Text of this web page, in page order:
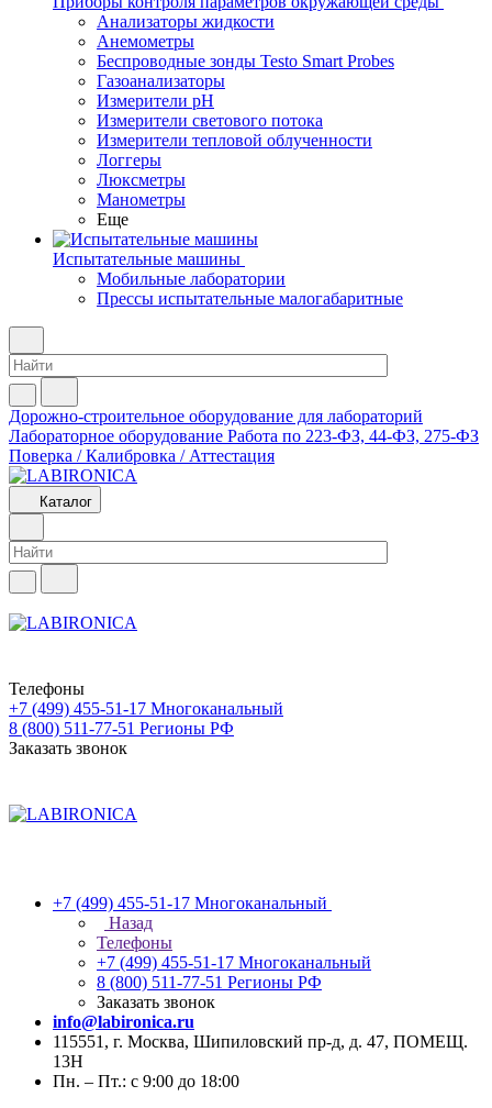
Анализаторы жидкости
Анемометры
Беспроводные зонды Testo Smart Probes
Газоанализаторы
Измерители pH
Измерители светового потока
Измерители тепловой облученности
Логгеры
Люксметры
Манометры
Еще
Испытательные машины
Мобильные лаборатории
Прессы испытательные малогабаритные
Дорожно-строительное оборудование для лабораторий
Лабораторное оборудование Работа по 223-ФЗ, 44-ФЗ, 275-ФЗ
Поверка / Калибровка / Аттестация
Каталог
Телефоны
+7 (499) 455-51-17 Многоканальный
8 (800) 511-77-51 Регионы РФ
Заказать звонок
+7 (499) 455-51-17 Многоканальный
Назад
Телефоны
+7 (499) 455-51-17 Многоканальный
8 (800) 511-77-51 Регионы РФ
Заказать звонок
info@labironica.ru
115551, г. Москва, Шипиловский пр-д, д. 47, ПОМЕЩ.
13Н
Пн. – Пт.: с 9:00 до 18:00